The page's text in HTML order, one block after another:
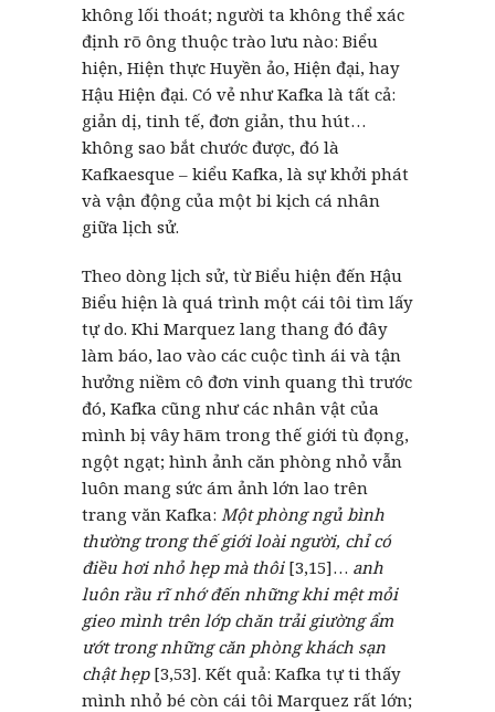
không lối thoát; người ta không thể xác
định rõ ông thuộc trào lưu nào: Biểu
hiện, Hiện thực Huyền ảo, Hiện đại, hay
Hậu Hiện đại. Có vẻ như Kafka là tất cả:
giản dị, tinh tế, đơn giản, thu hút…
không sao bắt chước được, đó là
Kafkaesque – kiểu Kafka, là sự khởi phát
và vận động của một bi kịch cá nhân
giữa lịch sử.
Theo dòng lịch sử, từ Biểu hiện đến Hậu
Biểu hiện là quá trình một cái tôi tìm lấy
tự do. Khi Marquez lang thang đó đây
làm báo, lao vào các cuộc tình ái và tận
hưởng niềm cô đơn vinh quang thì trước
đó, Kafka cũng như các nhân vật của
mình bị vây hãm trong thế giới tù đọng,
ngột ngạt; hình ảnh căn phòng nhỏ vẫn
luôn mang sức ám ảnh lớn lao trên
trang văn Kafka: Một phòng ngủ bình
thường trong thế giới loài người, chỉ có
điều hơi nhỏ hẹp mà thôi [3,15]… anh
luôn rầu rĩ nhớ đến những khi mệt mỏi
gieo mình trên lớp chăn trải giường ẩm
ướt trong những căn phòng khách sạn
chật hẹp [3,53]. Kết quả: Kafka tự ti thấy
mình nhỏ bé còn cái tôi Marquez rất lớn;